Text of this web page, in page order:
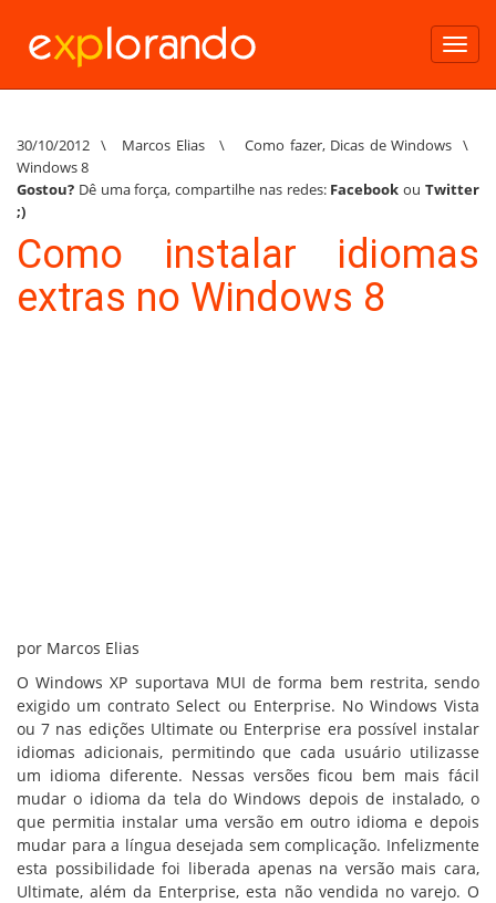
30/10/2012 \ Marcos Elias\ Como fazer, Dicas de Windows \
Windows 8
Gostou? Dê uma força, compartilhe nas redes: Facebook ouTwitter
;)
Como instalar idiomas
extras no Windows 8
por Marcos Elias
O Windows XP suportava MUI de forma bem restrita, sendo
exigido um contrato Select ou Enterprise. No Windows Vista
ou 7 nas edições Ultimate ou Enterprise era possível instalar
idiomas adicionais, permitindo que cada usuário utilizasse
um idioma diferente. Nessas versões ficou bem mais fácil
mudar o idioma da tela do Windows depois de instalado, o
que permitia instalar uma versão em outro idioma e depois
mudar para a língua desejada sem complicação. Infelizmente
esta possibilidade foi liberada apenas na versão mais cara,
Ultimate, além da Enterprise, esta não vendida no varejo. O